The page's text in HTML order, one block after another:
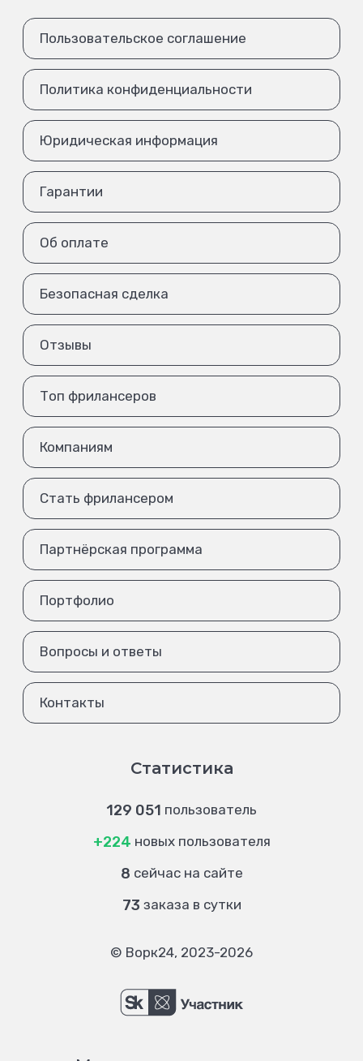
Пользовательское соглашение
Политика конфиденциальности
Юридическая информация
Гарантии
Об оплате
Безопасная сделка
Отзывы
Топ фрилансеров
Компаниям
Стать фрилансером
Партнёрская программа
Портфолио
Вопросы и ответы
Контакты
Статистика
129 051 пользователь
+224 новых пользователя
8 сейчас на сайте
73 заказа в сутки
© Ворк24, 2023-2026